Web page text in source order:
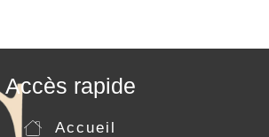
Accès rapide
Accueil